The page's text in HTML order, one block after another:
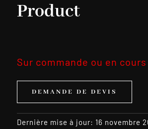
Product
Sur commande ou en
DEMANDE DE DEVIS
Dernière mise à jour: 16 novembre